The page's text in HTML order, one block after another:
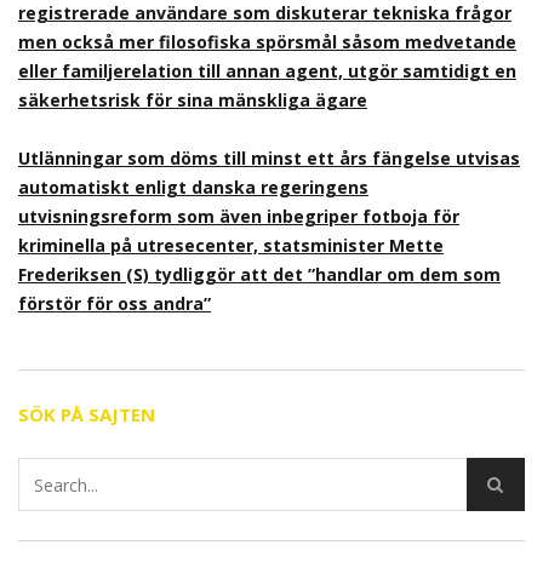
registrerade användare som diskuterar tekniska frågor
men också mer filosofiska spörsmål såsom medvetande
eller familjerelation till annan agent, utgör samtidigt en
säkerhetsrisk för sina mänskliga ägare
Utlänningar som döms till minst ett års fängelse utvisas
automatiskt enligt danska regeringens
utvisningsreform som även inbegriper fotboja för
kriminella på utresecenter, statsminister Mette
Frederiksen (S) tydliggör att det ”handlar om dem som
förstör för oss andra”
SÖK PÅ SAJTEN